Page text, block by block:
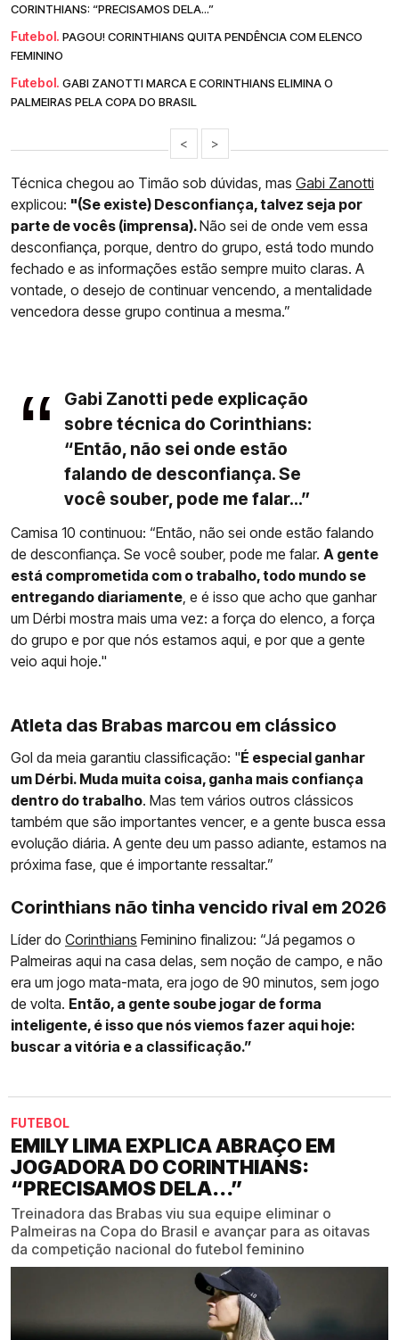
CORINTHIANS: “PRECISAMOS DELA...”
Futebol. PAGOU! CORINTHIANS QUITA PENDÊNCIA COM ELENCO
FEMININO
Futebol. GABI ZANOTTI MARCA E CORINTHIANS ELIMINA O
PALMEIRAS PELA COPA DO BRASIL
< >
Técnica chegou ao Timão sob dúvidas, mas Gabi Zanotti
explicou: "(Se existe) Desconfiança, talvez seja por
parte de vocês (imprensa).Não sei de onde vem essa
desconfiança, porque, dentro do grupo, está todo mundo
fechado e as informações estão sempre muito claras. A
vontade, o desejo de continuar vencendo, a mentalidade
vencedora desse grupo continua a mesma.”
Gabi Zanotti pede explicação
sobre técnica do Corinthians:
“Então, não sei onde estão
falando de desconfiança. Se
você souber, pode me falar...”
Camisa 10 continuou: “Então, não sei onde estão falando
de desconfiança. Se você souber, pode me falar. A gente
está comprometida com o trabalho, todo mundo se
entregando diariamente , e é isso que acho que ganhar
um Dérbi mostra mais uma vez: a força do elenco, a força
do grupo e por que nós estamos aqui, e por que a gente
veio aqui hoje."
Atleta das Brabas marcou em clássico
Gol da meia garantiu classificação: "É especial ganhar
um Dérbi. Muda muita coisa, ganha mais confiança
dentro do trabalho. Mas tem vários outros clássicos
também que são importantes vencer, e a gente busca essa
evolução diária. A gente deu um passo adiante, estamos na
próxima fase, que é importante ressaltar.”
Corinthians não tinha vencido rival em 2026
Líder do Corinthians Feminino finalizou: “Já pegamos o
Palmeiras aqui na casa delas, sem noção de campo, e não
era um jogo mata-mata, era jogo de 90 minutos, sem jogo
de volta. Então, a gente soube jogar de forma
inteligente, é isso que nós viemos fazer aqui hoje:
buscar a vitória e a classificação.”
FUTEBOL
EMILY LIMA EXPLICA ABRAÇO EM
JOGADORA DO CORINTHIANS:
“PRECISAMOS DELA...”
Treinadora das Brabas viu sua equipe eliminar o
Palmeiras na Copa do Brasil e avançar para as oitavas
da competição nacional do futebol feminino